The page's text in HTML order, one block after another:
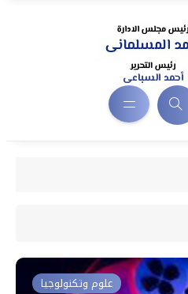
علوم وتكنولوجيا